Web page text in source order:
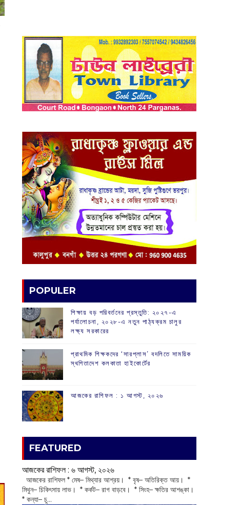
POPULER
শিক্ষায় বড় পরিবর্তনের প্রস্তুতি: ২০২৭-এ
পর্যালোচনা, ২০২৮-এ নতুন পাঠ্যক্রম চালুর
লক্ষ্য সরকারের
প্রাথমিক শিক্ষকদের ‘সারপ্লাস’ বদলিতে সাময়িক
স্থগিতাদেশ কলকাতা হাইকোর্টের
আজকের রাশিফল :‌ ‌‌১ আগস্ট, ২০২৬
FEATURED
আজকের রাশিফল :‌ ‌‌৬ আগস্ট, ২০২৬
‌ আজকের রাশিফল * মেষ– মিথ্যার আশ্রয়। * বৃষ– অতিরিক্ত আয়। *
মিথুন– চিকিৎসায় লাভ। * কর্কট– রাগ বাড়বে। * সিংহ– ক্ষতির আশঙ্কা।
* কন্যা– চু...